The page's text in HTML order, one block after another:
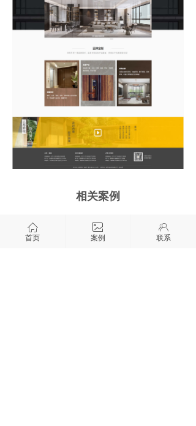
相关案例
ꀇ
首页
ꂈ
案例
ꁘ
联系